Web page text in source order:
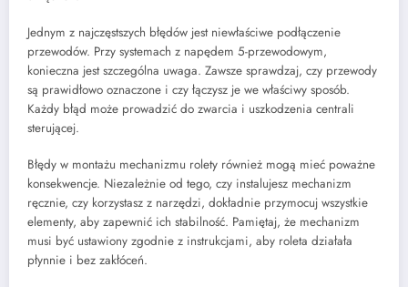
Jednym z najczęstszych błędów jest niewłaściwe podłączenie
przewodów. Przy systemach z napędem 5-przewodowym,
konieczna jest szczególna uwaga. Zawsze sprawdzaj, czy przewody
są prawidłowo oznaczone i czy łączysz je we właściwy sposób.
Każdy błąd może prowadzić do zwarcia i uszkodzenia centrali
sterującej.
Błędy w montażu mechanizmu rolety również mogą mieć poważne
konsekwencje. Niezależnie od tego, czy instalujesz mechanizm
ręcznie, czy korzystasz z narzędzi, dokładnie przymocuj wszystkie
elementy, aby zapewnić ich stabilność. Pamiętaj, że mechanizm
musi być ustawiony zgodnie z instrukcjami, aby roleta działała
płynnie i bez zakłóceń.